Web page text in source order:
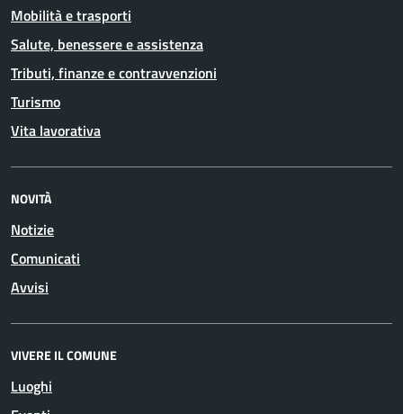
Mobilità e trasporti
Salute, benessere e assistenza
Tributi, finanze e contravvenzioni
Turismo
Vita lavorativa
NOVITÀ
Notizie
Comunicati
Avvisi
VIVERE IL COMUNE
Luoghi